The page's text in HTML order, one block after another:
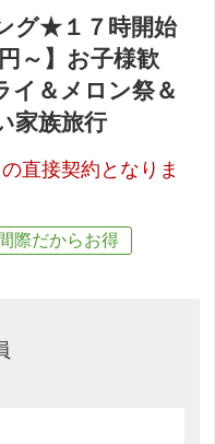
グ★１７時開始
～】お子様歓
イ＆メロン祭＆
家族旅行
直接契約となりま
間際だからお得